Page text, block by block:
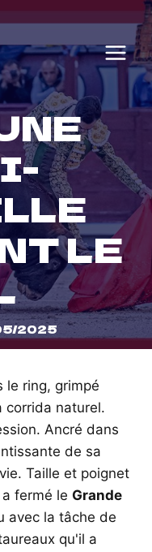
LE
2025
le ring, grimpé
corrida naturel.
Ancré dans
de sa
Taille et poignet
fermé le Grande
avec la tâche de
qu'il a